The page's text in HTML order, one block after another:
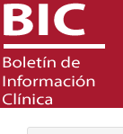
Navegación
principal
Contenido
principal
Barra
lateral